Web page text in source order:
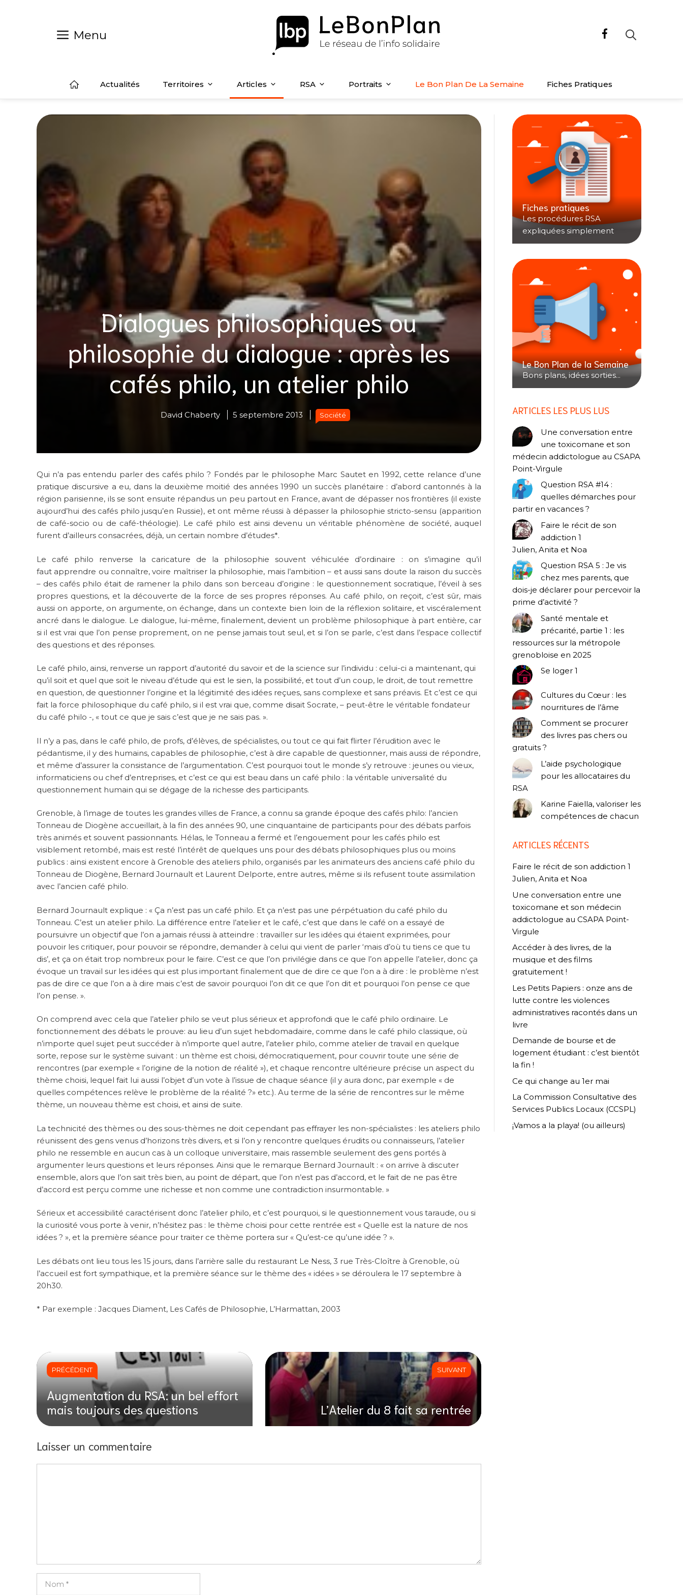
Menu
Actualités Territoires Articles RSA Portraits Le Bon Plan De La Semaine Fiches Pratiques
Dialogues philosophiques ou
philosophie du dialogue : après les
cafés philo, un atelier philo
David Chaberty 5 septembre 2013 Société
Qui n’a pas entendu parler des cafés philo ? Fondés par le philosophe Marc Sautet en 1992, cette relance d’une
pratique discursive a eu, dans la deuxième moitié des années 1990 un succès planétaire : d’abord cantonnés à la
région parisienne, ils se sont ensuite répandus un peu partout en France, avant de dépasser nos frontières (il existe
aujourd’hui des cafés philo jusqu’en Russie), et ont même réussi à dépasser la philosophie stricto-sensu (apparition
de café-socio ou de café-théologie). Le café philo est ainsi devenu un véritable phénomène de société, auquel
furent d’ailleurs consacrées, déjà, un certain nombre d’études*.
Le café philo renverse la caricature de la philosophie souvent véhiculée d’ordinaire : on s’imagine qu’il
faut apprendre ou connaître, voire maîtriser la philosophie, mais l’ambition – et aussi sans doute la raison du succès
– des cafés philo était de ramener la philo dans son berceau d’origine : le questionnement socratique, l’éveil à ses
propres questions, et la découverte de la force de ses propres réponses. Au café philo, on reçoit, c’est sûr, mais
aussi on apporte, on argumente, on échange, dans un contexte bien loin de la réflexion solitaire, et viscéralement
ancré dans le dialogue. Le dialogue, lui-même, finalement, devient un problème philosophique à part entière, car
si il est vrai que l’on pense proprement, on ne pense jamais tout seul, et si l’on se parle, c’est dans l’espace collectif
des questions et des réponses.
Le café philo, ainsi, renverse un rapport d’autorité du savoir et de la science sur l’individu : celui-ci a maintenant, qui
qu’il soit et quel que soit le niveau d’étude qui est le sien, la possibilité, et tout d’un coup, le droit, de tout remettre
en question, de questionner l’origine et la légitimité des idées reçues, sans complexe et sans préavis. Et c’est ce qui
fait la force philosophique du café philo, si il est vrai que, comme disait Socrate, – peut-être le véritable fondateur
du café philo -, « tout ce que je sais c’est que je ne sais pas. ».
Il n’y a pas, dans le café philo, de profs, d’élèves, de spécialistes, ou tout ce qui fait flirter l’érudition avec le
pédantisme, il y des humains, capables de philosophie, c’est à dire capable de questionner, mais aussi de répondre,
et même d’assurer la consistance de l’argumentation. C’est pourquoi tout le monde s’y retrouve : jeunes ou vieux,
informaticiens ou chef d’entreprises, et c’est ce qui est beau dans un café philo : la véritable universalité du
questionnement humain qui se dégage de la richesse des participants.
Grenoble, à l’image de toutes les grandes villes de France, a connu sa grande époque des cafés philo: l’ancien
Tonneau de Diogène accueillait, à la fin des années 90, une cinquantaine de participants pour des débats parfois
très animés et souvent passionnants. Hélas, le Tonneau a fermé et l’engouement pour les cafés philo est
visiblement retombé, mais est resté l’intérêt de quelques uns pour des débats philosophiques plus ou moins
publics : ainsi existent encore à Grenoble des ateliers philo, organisés par les animateurs des anciens café philo du
Tonneau de Diogène, Bernard Journault et Laurent Delporte, entre autres, même si ils refusent toute assimilation
avec l’ancien café philo.
Bernard Journault explique : « Ça n’est pas un café philo. Et ça n’est pas une pérpétuation du café philo du
Tonneau. C’est un atelier philo. La différence entre l’atelier et le café, c’est que dans le café on a essayé de
poursuivre un objectif que l’on a jamais réussi à atteindre : travailler sur les idées qui étaient exprimées, pour
pouvoir les critiquer, pour pouvoir se répondre, demander à celui qui vient de parler ‘mais d’où tu tiens ce que tu
dis’, et ça on était trop nombreux pour le faire. C’est ce que l’on privilégie dans ce que l’on appelle l’atelier, donc ça
évoque un travail sur les idées qui est plus important finalement que de dire ce que l’on a à dire : le problème n’est
pas de dire ce que l’on a à dire mais c’est de savoir pourquoi l’on dit ce que l’on dit et pourquoi l’on pense ce que
l’on pense. ».
On comprend avec cela que l’atelier philo se veut plus sérieux et approfondi que le café philo ordinaire. Le
fonctionnement des débats le prouve: au lieu d’un sujet hebdomadaire, comme dans le café philo classique, où
n’importe quel sujet peut succéder à n’importe quel autre, l’atelier philo, comme atelier de travail en quelque
sorte, repose sur le système suivant : un thème est choisi, démocratiquement, pour couvrir toute une série de
rencontres (par exemple « l’origine de la notion de réalité »), et chaque rencontre ultérieure précise un aspect du
thème choisi, lequel fait lui aussi l’objet d’un vote à l’issue de chaque séance (il y aura donc, par exemple « de
quelles compétences relève le problème de la réalité ?» etc.). Au terme de la série de rencontres sur le même
thème, un nouveau thème est choisi, et ainsi de suite.
La technicité des thèmes ou des sous-thèmes ne doit cependant pas effrayer les non-spécialistes : les ateliers philo
réunissent des gens venus d’horizons très divers, et si l’on y rencontre quelques érudits ou connaisseurs, l’atelier
philo ne ressemble en aucun cas à un colloque universitaire, mais rassemble seulement des gens portés à
argumenter leurs questions et leurs réponses. Ainsi que le remarque Bernard Journault : « on arrive à discuter
ensemble, alors que l’on sait très bien, au point de départ, que l’on n’est pas d’accord, et le fait de ne pas être
d’accord est perçu comme une richesse et non comme une contradiction insurmontable. »
Sérieux et accessibilité caractérisent donc l’atelier philo, et c’est pourquoi, si le questionnement vous taraude, ou si
la curiosité vous porte à venir, n’hésitez pas : le thème choisi pour cette rentrée est « Quelle est la nature de nos
idées ? », et la première séance pour traiter ce thème portera sur « Qu’est-ce qu’une idée ? ».
Les débats ont lieu tous les 15 jours, dans l’arrière salle du restaurant Le Ness, 3 rue Très-Cloître à Grenoble, où
l’accueil est fort sympathique, et la première séance sur le thème des « idées » se déroulera le 17 septembre à
20h30.
* Par exemple : Jacques Diament, Les Cafés de Philosophie, L’Harmattan, 2003
PRÉCÉDENT
Augmentation du RSA: un bel effort
mais toujours des questions
SUIVANT
L’Atelier du 8 fait sa rentrée
Laisser un commentaire
Fiches pratiques
Les procédures RSA
expliquées simplement
Le Bon Plan de la Semaine
Bons plans, idées sorties...
ARTICLES LES PLUS LUS
Une conversation entre
une toxicomane et son
médecin addictologue au CSAPA
Point-Virgule
Question RSA #14 :
quelles démarches pour
partir en vacances ?
Faire le récit de son
addiction 1
Julien, Anita et Noa
Question RSA 5 : Je vis
chez mes parents, que
dois-je déclarer pour percevoir la
prime d’activité ?
Santé mentale et
précarité, partie 1 : les
ressources sur la métropole
grenobloise en 2025
Se loger 1
Cultures du Cœur : les
nourritures de l’âme
Comment se procurer
des livres pas chers ou
gratuits ?
L’aide psychologique
pour les allocataires du
RSA
Karine Faiella, valoriser les
compétences de chacun
ARTICLES RÉCENTS
Faire le récit de son addiction 1
Julien, Anita et Noa
Une conversation entre une
toxicomane et son médecin
addictologue au CSAPA Point-
Virgule
Accéder à des livres, de la
musique et des films
gratuitement !
Les Petits Papiers : onze ans de
lutte contre les violences
administratives racontés dans un
livre
Demande de bourse et de
logement étudiant : c’est bientôt
la fin !
Ce qui change au 1er mai
La Commission Consultative des
Services Publics Locaux (CCSPL)
¡Vamos a la playa! (ou ailleurs)